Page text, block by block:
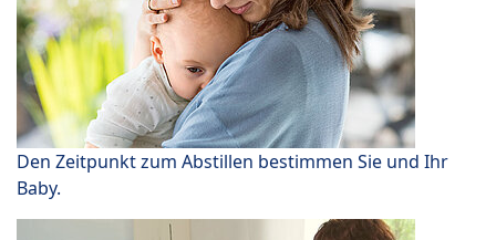
Den Zeitpunkt zum Abstillen bestimmen Sie und Ihr
Baby.